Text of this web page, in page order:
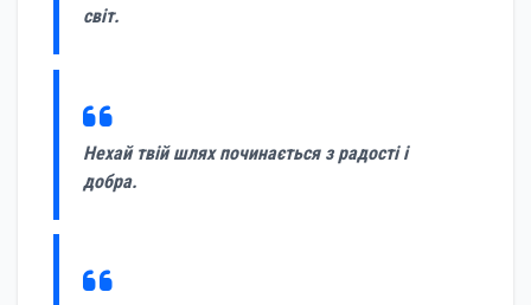
світ.
Нехай твій шлях починається з радості і
добра.